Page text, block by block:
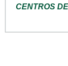
CENTROS